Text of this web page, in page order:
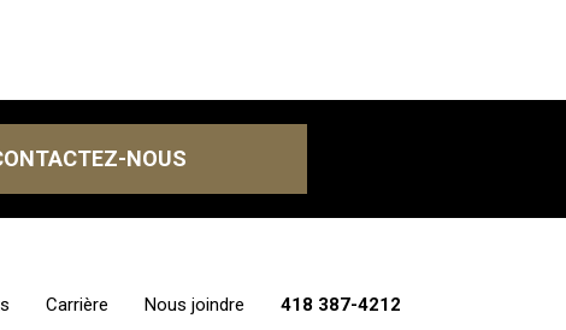
NOUS
Carrière Nous joindre 418 387-4212